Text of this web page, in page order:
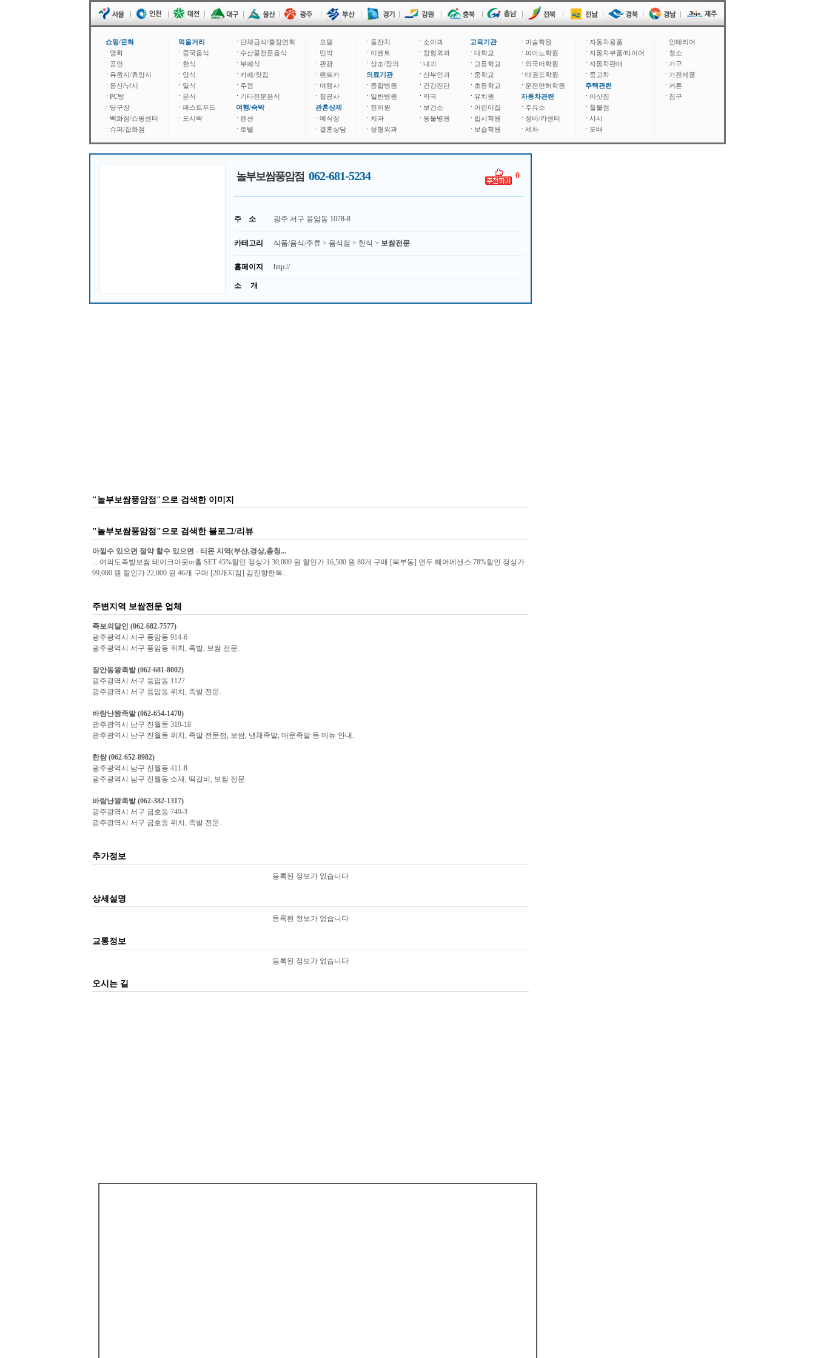
쇼핑/문화
영화
공연
유원지/휴양지
등산/낚시
PC방
당구장
백화점/쇼핑센터
슈퍼/잡화점
먹을거리
중국음식
한식
양식
일식
분식
패스트푸드
도시락
단체급식/출장연회
수산물전문음식
부페식
카페/찻집
주점
기타전문음식
여행/숙박
펜션
호텔
모텔
민박
관광
렌트카
여행사
항공사
관혼상제
예식장
결혼상담
돌잔치
이벤트
상조/장의
의료기관
종합병원
일반병원
한의원
치과
성형외과
소아과
정형외과
내과
산부인과
건강진단
약국
보건소
동물병원
교육기관
대학교
고등학교
중학교
초등학교
유치원
어린이집
입시학원
보습학원
미술학원
피아노학원
외국어학원
태권도학원
운전면허학원
자동차관련
주유소
정비/카센터
세차
자동차용품
자동차부품/타이어
자동차판매
중고차
주택관련
이삿짐
철물점
샤시
도배
인테리어
청소
가구
가전제품
커튼
침구
놀부보쌈풍암점 062-681-5234 0
주 소 광주 서구 풍암동 1078-8
카테고리 식품/음식/주류 > 음식점 > 한식 > 보쌈전문
홈페이지 http://
소 개
"놀부보쌈풍암점"으로 검색한 이미지
"놀부보쌈풍암점"으로 검색한 블로그/리뷰
아낄수 있으면 절약 할수 있으면 - 티몬 지역(부산,경상,충청...
... 여의도족발보쌈 테이크아웃or홀 SET 45%할인 정상가 30,000 원 할인가 16,500 원 80개 구매 [북부동] 연두 헤어에센스 78%할인 정상가
99,000 원 할인가 22,000 원 46개 구매 [20개지점] 김진향한복...
주변지역 보쌈전문 업체
족보의달인 (062-682-7577)
광주광역시 서구 풍암동 914-6
광주광역시 서구 풍암동 위치, 족발, 보쌈 전문.
장안동왕족발 (062-681-8002)
광주광역시 서구 풍암동 1127
광주광역시 서구 풍암동 위치, 족발 전문.
바람난왕족발 (062-654-1470)
광주광역시 남구 진월동 319-18
광주광역시 남구 진월동 위치, 족발 전문점, 보쌈, 냉채족발, 매운족발 등 메뉴 안내.
한쌈 (062-652-8982)
광주광역시 남구 진월동 411-8
광주광역시 남구 진월동 소재, 떡갈비, 보쌈 전문.
바람난왕족발 (062-382-1317)
광주광역시 서구 금호동 749-3
광주광역시 서구 금호동 위치, 족발 전문.
추가정보
등록된 정보가 없습니다
상세설명
등록된 정보가 없습니다
교통정보
등록된 정보가 없습니다
오시는 길